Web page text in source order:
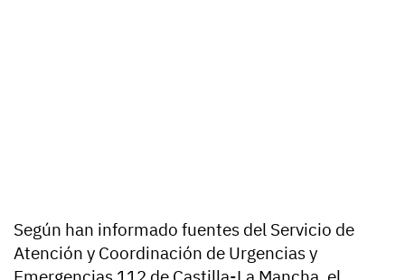
Según han informado fuentes del Servicio de
Atención y Coordinación de Urgencias y